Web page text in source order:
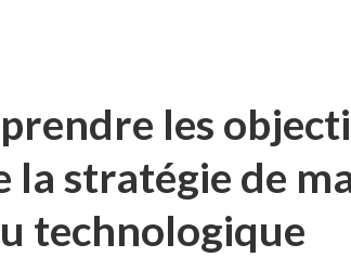
les
la stratégie de
technologique